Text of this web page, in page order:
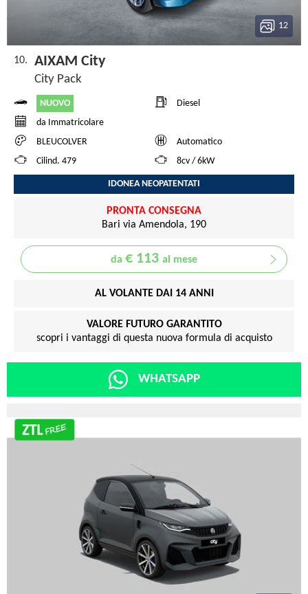
12
10. AIXAM City
City Pack
NUOVO
Diesel
da Immatricolare
BLEUCOLVER
Automatico
Cilind. 479
8cv / 6kW
IDONEA NEOPATENTATI
PRONTA CONSEGNA
Bari via Amendola, 190
da € 113 al mese
AL VOLANTE DAI 14 ANNI
VALORE FUTURO GARANTITO
scopri i vantaggi di questa nuova formula di acquisto
WHATSAPP